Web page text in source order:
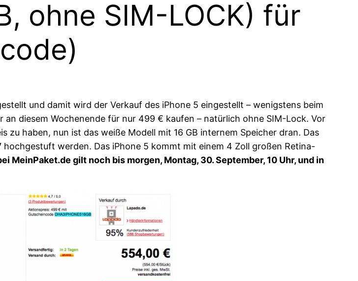
ohne SIM-LOCK) für
und damit wird der Verkauf des iPhone 5 eingestellt – wenigstens beim
diesem Wochenende für nur 499 € kaufen – natürlich ohne SIM-Lock. Vor
haben, nun ist das weiße Modell mit 16 GB internem Speicher dran. Das
werden. Das iPhone 5 kommt mit einem 4 Zoll großen Retina-
MeinPaket.de gilt noch bis morgen, Montag, 30. September, 10 Uhr, und in